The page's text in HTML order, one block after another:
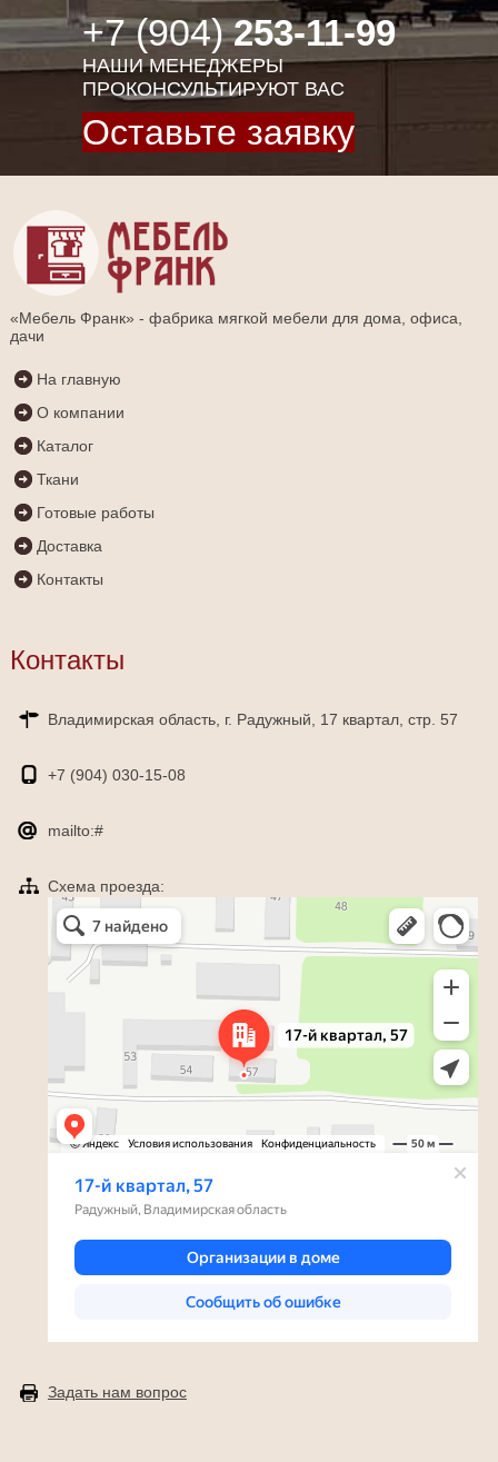
+7 (904)253-11-99
НАШИ МЕНЕДЖЕРЫ
ПРОКОНСУЛЬТИРУЮТ ВАС
Оставьте заявку
«Мебель Франк» - фабрика мягкой мебели для дома, офиса,
дачи
На главную
О компании
Каталог
Ткани
Готовые работы
Доставка
Контакты
Контакты
Владимирская область, г. Радужный, 17 квартал, стр. 57
+7 (904) 030-15-08
mailto:#
Схема проезда:
Яндекс Карты
Радужный — Яндекс Карты
Задать нам вопрос